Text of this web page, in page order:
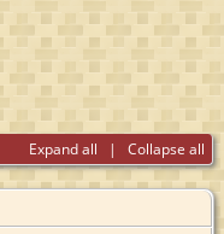
Expand all | Collapse all